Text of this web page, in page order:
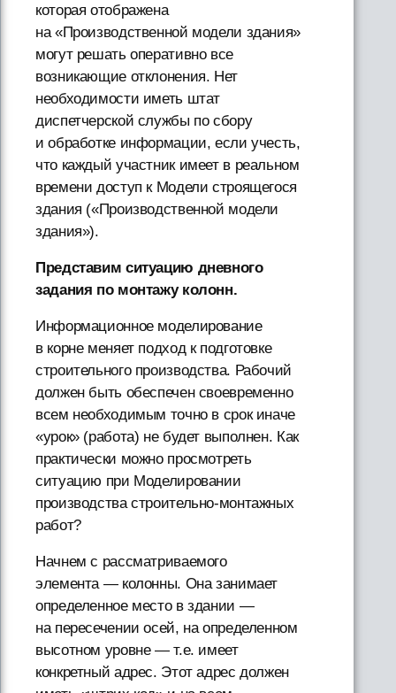
которая отображена
на «Производственной модели здания»
могут решать оперативно все
возникающие отклонения. Нет
необходимости иметь штат
диспетчерской службы по сбору
и обработке информации, если учесть,
что каждый участник имеет в реальном
времени доступ к Модели строящегося
здания («Производственной модели
здания»).
Представим ситуацию дневного
задания по монтажу колонн.
Информационное моделирование
в корне меняет подход к подготовке
строительного производства. Рабочий
должен быть обеспечен своевременно
всем необходимым точно в срок иначе
«урок» (работа) не будет выполнен. Как
практически можно просмотреть
ситуацию при Моделировании
производства строительно-монтажных
работ?
Начнем с рассматриваемого
элемента — колонны. Она занимает
определенное место в здании —
на пересечении осей, на определенном
высотном уровне — т.е. имеет
конкретный адрес. Этот адрес должен